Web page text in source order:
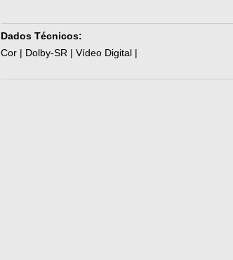
Dados Técnicos:
Cor | Dolby-SR | Vídeo Digital |